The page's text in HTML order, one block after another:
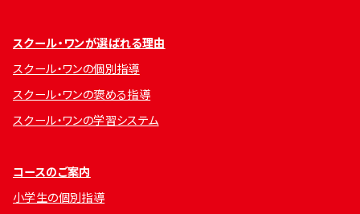
スクール・ワンが選ばれる理由
スクール・ワンの個別指導
スクール・ワンの褒める指導
スクール・ワンの学習システム
コースのご案内
小学生の個別指導